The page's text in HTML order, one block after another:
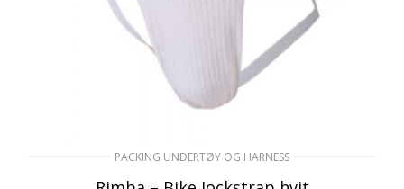
PACKING UNDERTØY OG HARNESS